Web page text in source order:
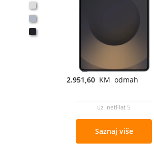
2.951,60 KM odmah
uz netFlat 5
Saznaj više